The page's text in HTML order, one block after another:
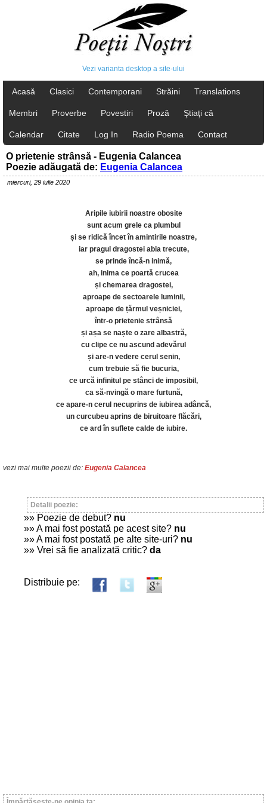
Vezi varianta desktop a site-ului
Acasă Clasici Contemporani Străini Translations
Membri Proverbe Povestiri Proză Ştiaţi că
Calendar Citate Log In Radio Poema Contact
O prietenie strânsă - Eugenia Calancea
Poezie adăugată de: Eugenia Calancea
miercuri, 29 iulie 2020
Aripile iubirii noastre obosite
sunt acum grele ca plumbul
și se ridică încet în amintirile noastre,
iar pragul dragostei abia trecute,
se prinde încă-n inimă,
ah, inima ce poartă crucea
și chemarea dragostei,
aproape de sectoarele luminii,
aproape de țărmul veșniciei,
într-o prietenie strânsă
și așa se naște o zare albastră,
cu clipe ce nu ascund adevărul
și are-n vedere cerul senin,
cum trebuie să fie bucuria,
ce urcă infinitul pe stânci de imposibil,
ca să-nvingă o mare furtună,
ce apare-n cerul necuprins de iubirea adâncă,
un curcubeu aprins de biruitoare flăcări,
ce ard în suflete calde de iubire.
vezi mai multe poezii de: Eugenia Calancea
Detalii poezie:
»» Poezie de debut? nu
»» A mai fost postată pe acest site? nu
»» A mai fost postată pe alte site-uri? nu
»» Vrei să fie analizată critic? da
Distribuie pe: